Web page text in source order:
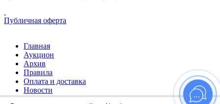
Публичная оферта
Главная
Аукцион
Архив
Правила
Оплата и доставка
Новости
Избранное